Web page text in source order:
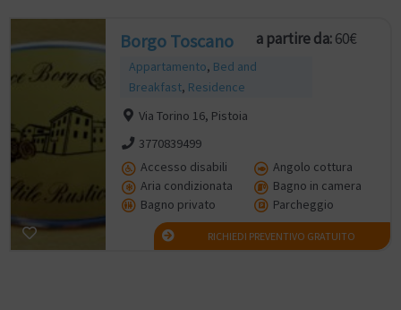
Borgo Toscano
Appartamento, Bed and
Breakfast, Residence
a partire da:60€
Via Torino 16, Pistoia
3770839499
Accesso disabili
Angolo cottura
Aria condizionata
Bagno in camera
Bagno privato
Parcheggio
RICHIEDI PREVENTIVO GRATUITO